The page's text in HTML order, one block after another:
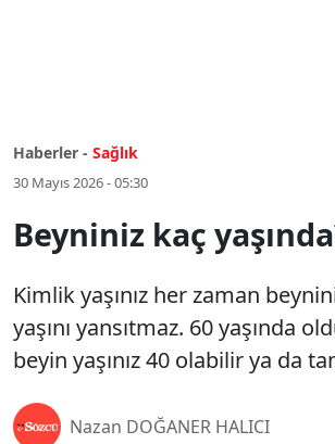
Haberler - Sağlık
30 Mayıs 2026 - 05:30
Beyniniz kaç
Kimlik yaşınız her zaman
yaşını yansıtmaz. 60 yaşında
beyin yaşınız 40 olabilir ya da
Nazan DOĞANER HALICI